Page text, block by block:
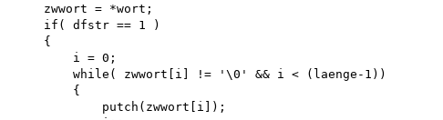
    zwwort = *wort;
    if( dfstr == 1 )
    {
        i = 0;
        while( zwwort[i] != '\0' && i < (laenge-1))
        {
            putch(zwwort[i]);